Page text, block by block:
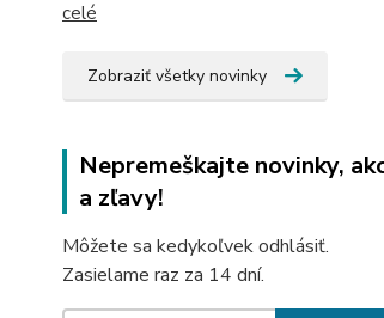
celé
Zobraziť všetky novinky
Nepremeškajte novinky,
a zľavy!
Môžete sa kedykoľvek odhlásiť.
Zasielame raz za 14 dní.